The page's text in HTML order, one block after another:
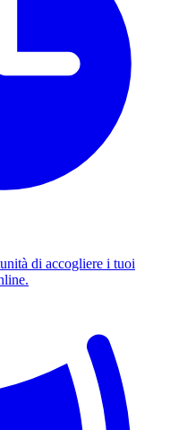
di accogliere i tuoi